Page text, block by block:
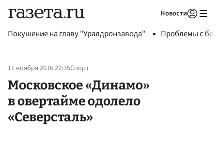
Новости
Покушение на главу "Уралдронзавода" Проблемы с
11 ноября 2016 22:35Спорт
Московское «Динамо»
в овертайме одолело
«Северсталь»